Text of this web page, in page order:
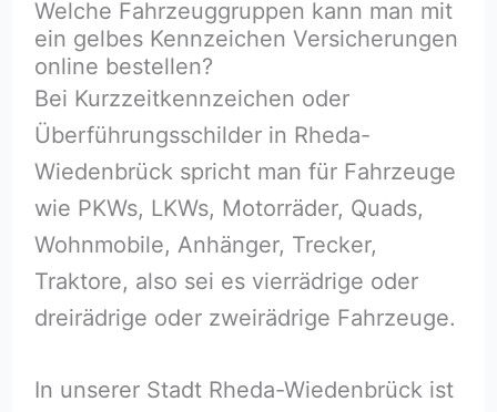
Welche Fahrzeuggruppen kann man mit
ein gelbes Kennzeichen Versicherungen
online bestellen?
Bei Kurzzeitkennzeichen oder
Überführungsschilder in Rheda-
Wiedenbrück spricht man für Fahrzeuge
wie PKWs, LKWs, Motorräder, Quads,
Wohnmobile, Anhänger, Trecker,
Traktore, also sei es vierrädrige oder
dreirädrige oder zweirädrige Fahrzeuge.
In unserer Stadt Rheda-Wiedenbrück ist